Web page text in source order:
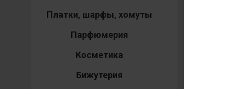
Платки, шарфы, хомуты
Парфюмерия
Косметика
Бижутерия